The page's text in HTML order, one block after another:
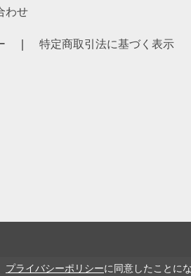
わせ
特定商取引法に基づく表示
プライバシーポリシーに同意したことに